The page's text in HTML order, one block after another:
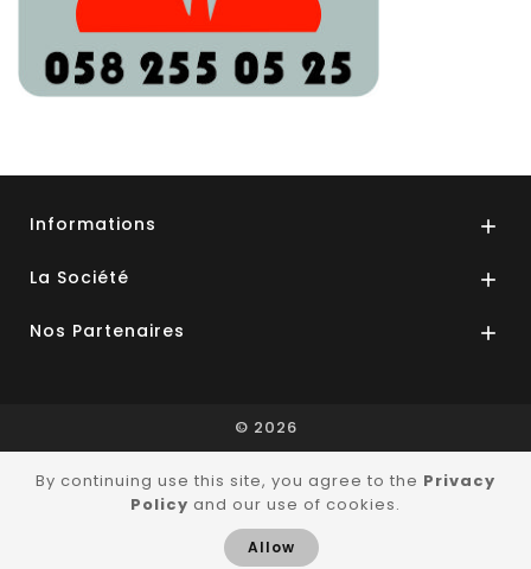
Informations 
La Société 
Nos Partenaires 
© 2026
By continuing use this site, you agree to the Privacy
Policy and our use of cookies.
Allow